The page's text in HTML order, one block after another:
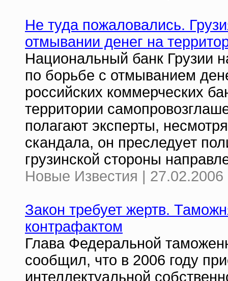
Не туда пожаловались.
отмывании денег на
Национальный банк Грузии
по борьбе с отмыванием
российских коммерческих
территории
полагают эксперты,
скандала, он преследует
грузинской стороны
Новые Известия | 27.02.2006
Закон требует жертв.
контрафактом
Глава Федеральной
сообщил, что в 2006 году
интеллектуальной